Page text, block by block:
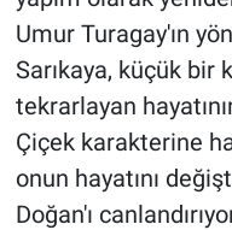
Umur Turagay'ın
Sarıkaya, küçük bir
tekrarlayan
Çiçek karakterine
onun hayatını
Doğan'ı